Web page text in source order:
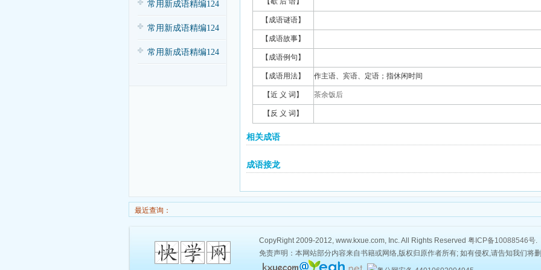
常用新成语精编124
条（三）
常用新成语精编124
条（四）
常用新成语精编124
【成语谜语】
【成语故事】
【成语例句】
【成语用法】 作主语、宾语、定语；指休闲时间
【近 义 词】 茶余饭后
【反 义 词】
相关成语
成语接龙
最近查询：
CopyRight 2009-2012, www.kxue.com, Inc. All Rights Reserved 粤ICP备10088546号.
免责声明：本网站部分内容来自书籍或网络,版权归原作者所有; 如有侵权,请告知我们将